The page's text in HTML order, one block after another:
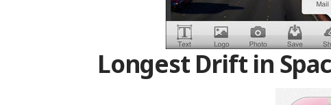
Longest Drift in